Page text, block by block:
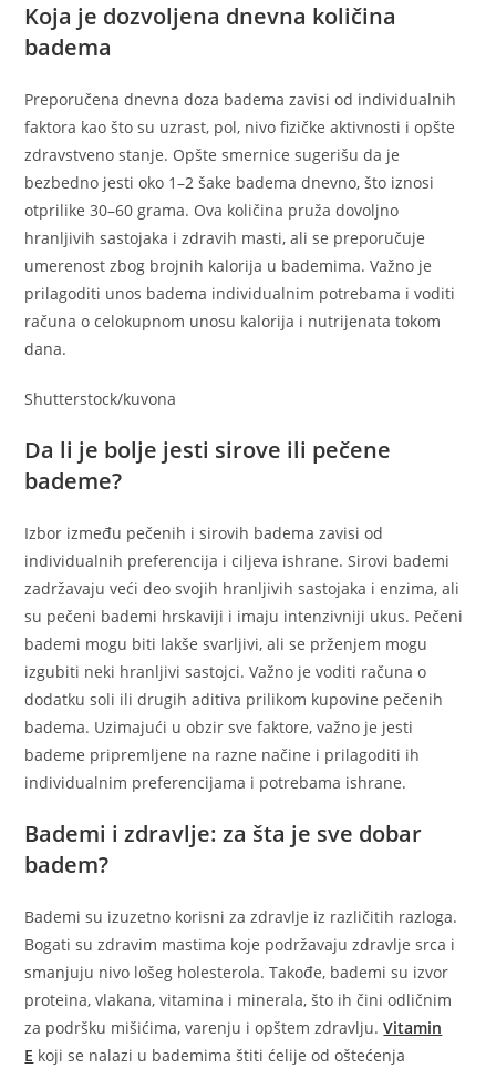
Koja je dozvoljena dnevna količina
badema
Preporučena dnevna doza badema zavisi od individualnih
faktora kao što su uzrast, pol, nivo fizičke aktivnosti i opšte
zdravstveno stanje. Opšte smernice sugerišu da je
bezbedno jesti oko 1–2 šake badema dnevno, što iznosi
otprilike 30–60 grama. Ova količina pruža dovoljno
hranljivih sastojaka i zdravih masti, ali se preporučuje
umerenost zbog brojnih kalorija u bademima. Važno je
prilagoditi unos badema individualnim potrebama i voditi
računa o celokupnom unosu kalorija i nutrijenata tokom
dana.
Shutterstock/kuvona
Da li je bolje jesti sirove ili pečene
bademe?
Izbor između pečenih i sirovih badema zavisi od
individualnih preferencija i ciljeva ishrane. Sirovi bademi
zadržavaju veći deo svojih hranljivih sastojaka i enzima, ali
su pečeni bademi hrskaviji i imaju intenzivniji ukus. Pečeni
bademi mogu biti lakše svarljivi, ali se prženjem mogu
izgubiti neki hranljivi sastojci. Važno je voditi računa o
dodatku soli ili drugih aditiva prilikom kupovine pečenih
badema. Uzimajući u obzir sve faktore, važno je jesti
bademe pripremljene na razne načine i prilagoditi ih
individualnim preferencijama i potrebama ishrane.
Bademi i zdravlje: za šta je sve dobar
badem?
Bademi su izuzetno korisni za zdravlje iz različitih razloga.
Bogati su zdravim mastima koje podržavaju zdravlje srca i
smanjuju nivo lošeg holesterola. Takođe, bademi su izvor
proteina, vlakana, vitamina i minerala, što ih čini odličnim
za podršku mišićima, varenju i opštem zdravlju.Vitamin
E koji se nalazi u bademima štiti ćelije od oštećenja